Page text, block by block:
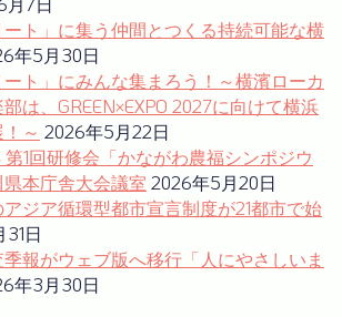
ート」に集う仲間とつくる持続可能な横
年5月30日
ート」にみんな集まろう！～横濱ローカ
は、GREEN×EXPO 2027に向けて横浜
～ 2026年5月22日
1回研修会「かながわ農福シンポジウ
本庁舎大会議室 2026年5月20日
ジア循環型都市宣言制度が21都市で始
日
報がウェブ版へ移行「人にやさしいま
年3月30日